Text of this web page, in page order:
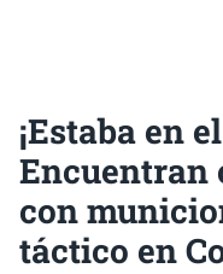
¡Estaba en
Encuentran
con
táctico en